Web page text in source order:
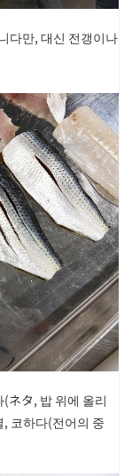
다만, 대신 전갱이나
ネタ, 밥 위에 올리
코하다(전어의 중